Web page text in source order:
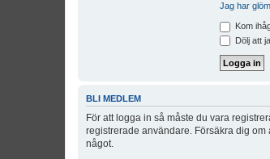
Jag har
Kom
Dölj att
BLI MEDLEM
För att logga in så måste du vara
registrerade användare. Försäkra dig
något.